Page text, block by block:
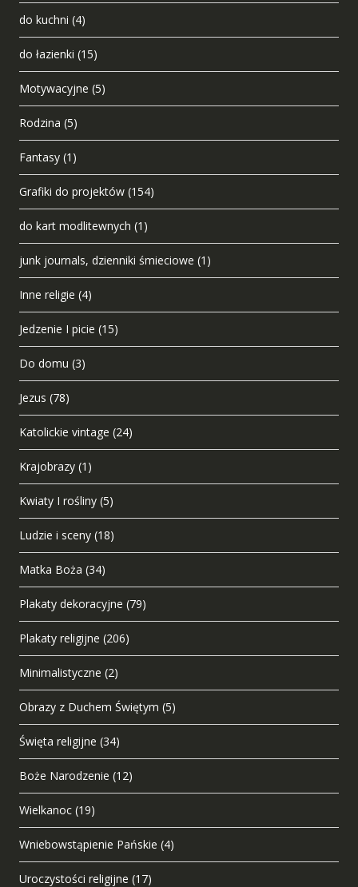
do kuchni (4)
do łazienki (15)
Motywacyjne (5)
Rodzina (5)
Fantasy (1)
Grafiki do projektów (154)
do kart modlitewnych (1)
junk journals, dzienniki śmieciowe (1)
Inne religie (4)
Jedzenie I picie (15)
Do domu (3)
Jezus (78)
Katolickie vintage (24)
Krajobrazy (1)
Kwiaty I rośliny (5)
Ludzie i sceny (18)
Matka Boża (34)
Plakaty dekoracyjne (79)
Plakaty religijne (206)
Minimalistyczne (2)
Obrazy z Duchem Świętym (5)
Święta religijne (34)
Boże Narodzenie (12)
Wielkanoc (19)
Wniebowstąpienie Pańskie (4)
Uroczystości religijne (17)